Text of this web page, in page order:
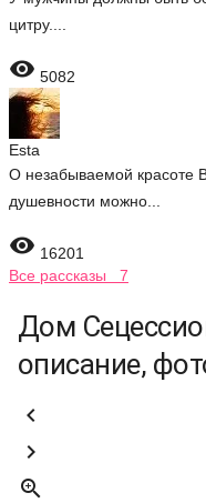
цитру....
 5082
Esta
О незабываемой красоте
душевности можно...
 16201
Все рассказы 7
Дом
описание,


